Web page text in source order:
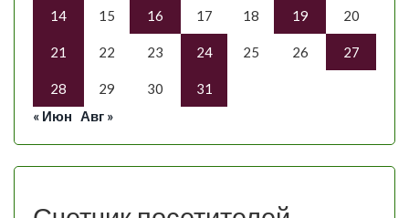
14 15 16 17 18 19 20
21 22 23 24 25 26 27
28 29 30
31
« Июн Авг »